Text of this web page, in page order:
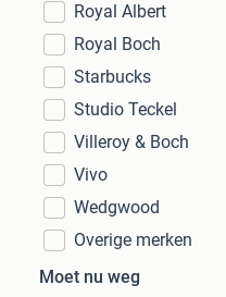
Royal Albert
Royal Boch
Starbucks
Studio Teckel
Villeroy & Boch
Vivo
Wedgwood
Overige merken
Moet nu weg